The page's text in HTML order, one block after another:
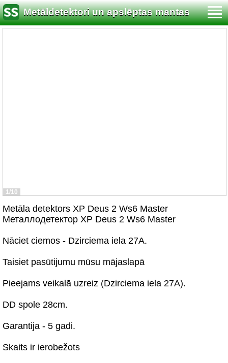
Metāldetektori un apslēptas mantas
meklēšana
1/10
Metāla detektors XP Deus 2 Ws6 Master
Металлодетектор XP Deus 2 Ws6 Master
Nāciet ciemos - Dzirciema iela 27A.
Taisiet pasūtijumu mūsu mājaslapā
Pieejams veikalā uzreiz (Dzirciema iela 27A).
DD spole 28cm.
Garantija - 5 gadi.
Skaits ir ierobežots